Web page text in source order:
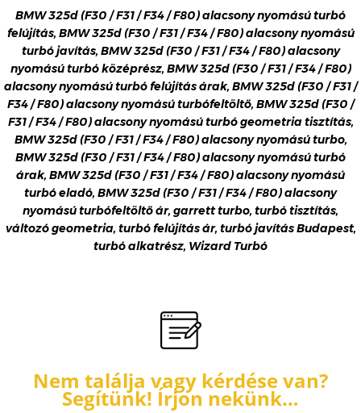
BMW 325d (F30 / F31 / F34 / F80) alacsony nyomású turbó
felújítás, BMW 325d (F30 / F31 / F34 / F80) alacsony nyomású
turbó javítás, BMW 325d (F30 / F31 / F34 / F80) alacsony
nyomású turbó középrész, BMW 325d (F30 / F31 / F34 / F80)
alacsony nyomású turbó felújítás árak, BMW 325d (F30 / F31 /
F34 / F80) alacsony nyomású turbófeltöltő, BMW 325d (F30 /
F31 / F34 / F80) alacsony nyomású turbó geometria tisztítás,
BMW 325d (F30 / F31 / F34 / F80) alacsony nyomású turbo,
BMW 325d (F30 / F31 / F34 / F80) alacsony nyomású turbó
árak, BMW 325d (F30 / F31 / F34 / F80) alacsony nyomású
turbó eladó, BMW 325d (F30 / F31 / F34 / F80) alacsony
nyomású turbófeltöltő ár, garrett turbo, turbó tisztítás,
változó geometria, turbó felújítás ár, turbó javítás Budapest,
turbó alkatrész, Wizard Turbó
Nem találja vagy kérdése van?
Segítünk! Írjon nekünk…